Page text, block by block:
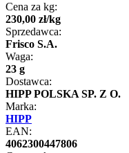
Cena za kg:
230,00 zł/kg
Sprzedawca:
Frisco S.A.
Waga:
23 g
Dostawca:
HIPP POLSKA SP. Z O.
Marka:
HIPP
EAN:
4062300447806